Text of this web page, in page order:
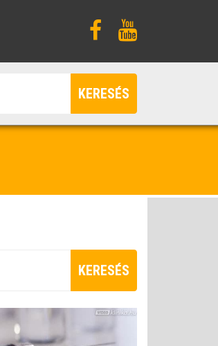
KERESÉS
KERESÉS